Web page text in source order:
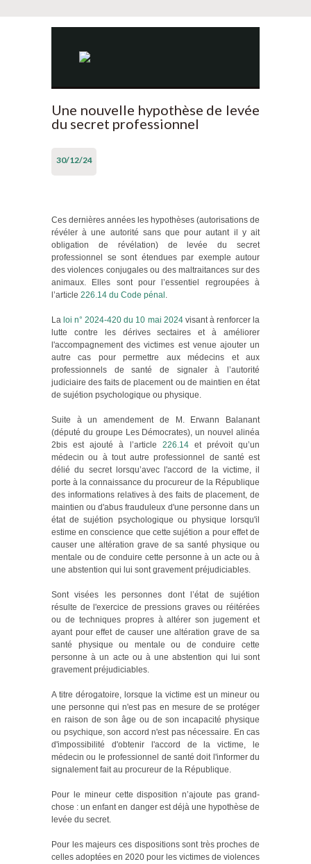
Une nouvelle hypothèse de levée
du secret professionnel
30/12/24
Ces dernières années les hypothèses (autorisations de
révéler à une autorité sans que pour autant il y ait
obligation de révélation) de levée du secret
professionnel se sont étendues par exemple autour
des violences conjugales ou des maltraitances sur des
animaux. Elles sont pour l’essentiel regroupées à
l’article 226.14 du Code pénal .
La loi n° 2024-420 du 10 mai 2024visant à renforcer la
lutte contre les dérives sectaires et à améliorer
l'accompagnement des victimes est venue ajouter un
autre cas pour permettre aux médecins et aux
professionnels de santé de signaler à l’autorité
judiciaire des faits de placement ou de maintien en état
de sujétion psychologique ou physique.
Suite à un amendement de M. Erwann Balanant
(député du groupe Les Démocrates), un nouvel alinéa
2bis est ajouté à l’article 226.14et prévoit qu’un
médecin ou à tout autre professionnel de santé est
délié du secret lorsqu’avec l'accord de la victime, il
porte à la connaissance du procureur de la République
des informations relatives à des faits de placement, de
maintien ou d'abus frauduleux d'une personne dans un
état de sujétion psychologique ou physique lorsqu'il
estime en conscience que cette sujétion a pour effet de
causer une altération grave de sa santé physique ou
mentale ou de conduire cette personne à un acte ou à
une abstention qui lui sont gravement préjudiciables.
Sont visées les personnes dont l’état de sujétion
résulte de l'exercice de pressions graves ou réitérées
ou de techniques propres à altérer son jugement et
ayant pour effet de causer une altération grave de sa
santé physique ou mentale ou de conduire cette
personne à un acte ou à une abstention qui lui sont
gravement préjudiciables.
A titre dérogatoire, lorsque la victime est un mineur ou
une personne qui n'est pas en mesure de se protéger
en raison de son âge ou de son incapacité physique
ou psychique, son accord n'est pas nécessaire. En cas
d'impossibilité d'obtenir l'accord de la victime, le
médecin ou le professionnel de santé doit l'informer du
signalement fait au procureur de la République.
Pour le mineur cette disposition n’ajoute pas grand-
chose : un enfant en danger est déjà une hypothèse de
levée du secret.
Pour les majeurs ces dispositions sont très proches de
celles adoptées en 2020 pour les victimes de violences